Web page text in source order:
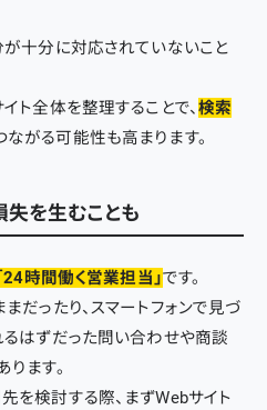
が十分に対応されていないこと
ト全体を整理することで、検索
ながる可能性も高まります。
を生むことも
24時間働く営業担当」です。
だったり、スマートフォンで見づ
るはずだった問い合わせや商談
ます。
を検討する際、まずWebサイト